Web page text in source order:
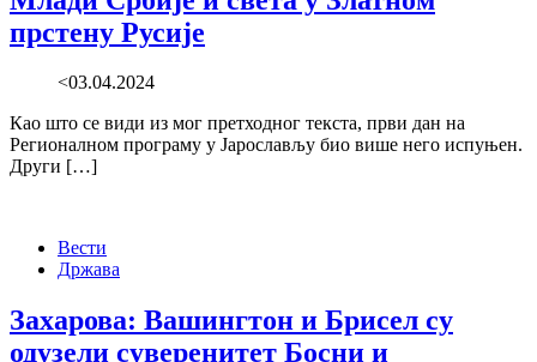
прстену Русије
<03.04.2024
Као што се види из мог претходног текста, први дан на
Регионалном програму у Јарослављу био више него испуњен.
Други […]
Вести
Држава
Захарова: Вашингтон и Брисел су
одузели суверенитет Босни и